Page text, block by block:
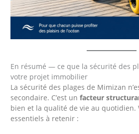
En résumé — ce que la sécurité des
votre projet immobilier
La sécurité des plages de Mimizan
secondaire. C’est unfacteur
bien et la qualité de vie au quotidien.
essentiels à retenir :